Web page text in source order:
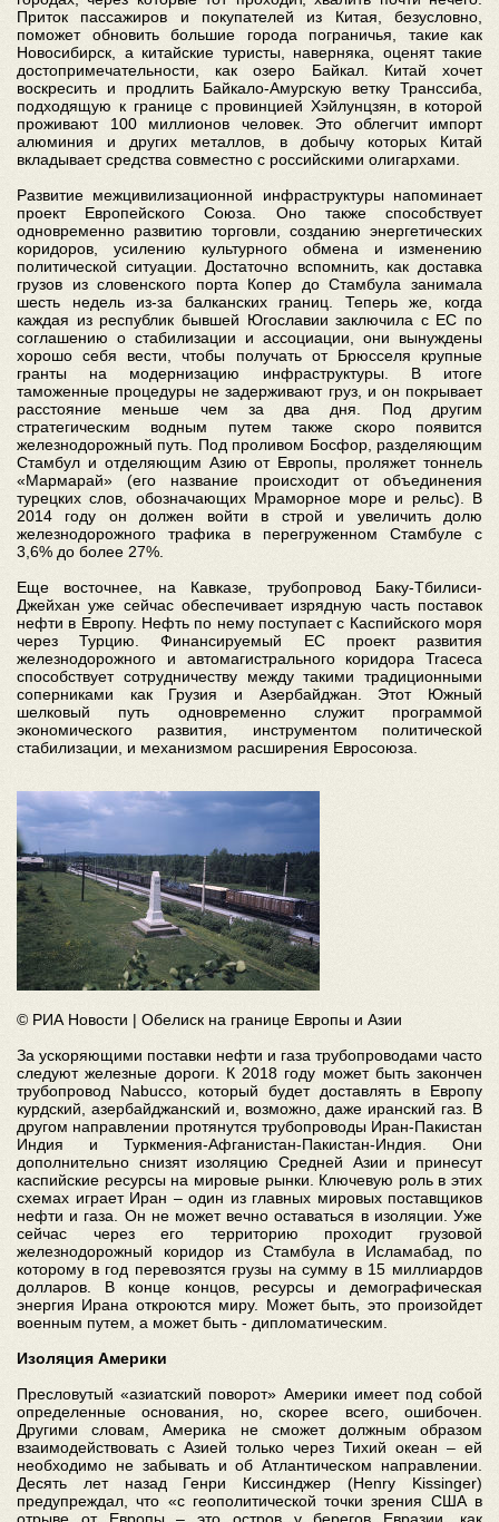
Приток пассажиров и покупателей из Китая, безусловно,
поможет обновить большие города пограничья, такие как
Новосибирск, а китайские туристы, наверняка, оценят такие
достопримечательности, как озеро Байкал. Китай хочет
воскресить и продлить Байкало-Амурскую ветку Транссиба,
подходящую к границе с провинцией Хэйлунцзян, в которой
проживают 100 миллионов человек. Это облегчит импорт
алюминия и других металлов, в добычу которых Китай
вкладывает средства совместно с российскими олигархами.
Развитие межцивилизационной инфраструктуры напоминает
проект Европейского Союза. Оно также способствует
одновременно развитию торговли, созданию энергетических
коридоров, усилению культурного обмена и изменению
политической ситуации. Достаточно вспомнить, как доставка
грузов из словенского порта Копер до Стамбула занимала
шесть недель из-за балканских границ. Теперь же, когда
каждая из республик бывшей Югославии заключила с ЕС по
соглашению о стабилизации и ассоциации, они вынуждены
хорошо себя вести, чтобы получать от Брюсселя крупные
гранты на модернизацию инфраструктуры. В итоге
таможенные процедуры не задерживают груз, и он покрывает
расстояние меньше чем за два дня. Под другим
стратегическим водным путем также скоро появится
железнодорожный путь. Под проливом Босфор, разделяющим
Стамбул и отделяющим Азию от Европы, проляжет тоннель
«Мармарай» (его название происходит от объединения
турецких слов, обозначающих Мраморное море и рельс). В
2014 году он должен войти в строй и увеличить долю
железнодорожного трафика в перегруженном Стамбуле с
3,6% до более 27%.
Еще восточнее, на Кавказе, трубопровод Баку-Тбилиси-
Джейхан уже сейчас обеспечивает изрядную часть поставок
нефти в Европу. Нефть по нему поступает с Каспийского моря
через Турцию. Финансируемый ЕС проект развития
железнодорожного и автомагистрального коридора Traceca
способствует сотрудничеству между такими традиционными
соперниками как Грузия и Азербайджан. Этот Южный
шелковый путь одновременно служит программой
экономического развития, инструментом политической
стабилизации, и механизмом расширения Евросоюза.
© РИА Новости | Обелиск на границе Европы и Азии
За ускоряющими поставки нефти и газа трубопроводами часто
следуют железные дороги. К 2018 году может быть закончен
трубопровод Nabucco, который будет доставлять в Европу
курдский, азербайджанский и, возможно, даже иранский газ. В
другом направлении протянутся трубопроводы Иран-Пакистан
Индия и Туркмения-Афганистан-Пакистан-Индия. Они
дополнительно снизят изоляцию Средней Азии и принесут
каспийские ресурсы на мировые рынки. Ключевую роль в этих
схемах играет Иран – один из главных мировых поставщиков
нефти и газа. Он не может вечно оставаться в изоляции. Уже
сейчас через его территорию проходит грузовой
железнодорожный коридор из Стамбула в Исламабад, по
которому в год перевозятся грузы на сумму в 15 миллиардов
долларов. В конце концов, ресурсы и демографическая
энергия Ирана откроются миру. Может быть, это произойдет
военным путем, а может быть - дипломатическим.
Изоляция Америки
Пресловутый «азиатский поворот» Америки имеет под собой
определенные основания, но, скорее всего, ошибочен.
Другими словам, Америка не сможет должным образом
взаимодействовать с Азией только через Тихий океан – ей
необходимо не забывать и об Атлантическом направлении.
Десять лет назад Генри Киссинджер (Henry Kissinger)
предупреждал, что «с геополитической точки зрения США в